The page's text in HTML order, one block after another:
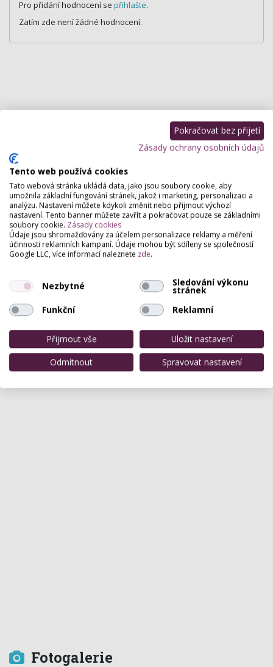
Pro přidání hodnocení se přihlašte.
Zatím zde není žádné hodnocení.
Fotogalerie
Pokračovat bez přijetí
Zásady ochrany osobních údajů
Tento web používá cookies
Tato webová stránka ukládá data, jako jsou soubory cookie, aby
umožnila základní fungování stránek, jakož i marketing, personalizaci a
analýzu. Nastavení můžete kdykoli změnit nebo přijmout výchozí
nastavení. Tento banner můžete zavřít a pokračovat pouze se základními
soubory cookie. Zásady cookies
Údaje jsou shromažďovány za účelem personalizace reklamy a měření
účinnosti reklamních kampaní. Údaje mohou být sdíleny se společností
Google LLC, více informací naleznete zde.
Nezbytné Sledování výkonu
stránek
Funkční
Reklamní
Přijmout vše
Uložit nastavení
Odmítnout
Spravovat nastavení